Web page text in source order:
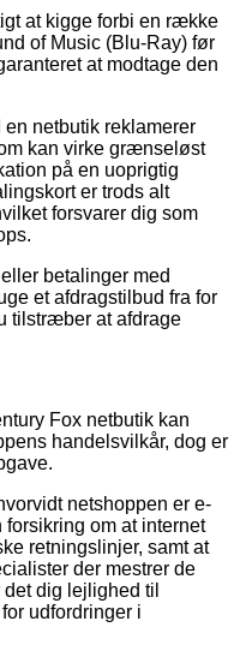
at kigge forbi en række
of Music (Blu-Ray) før
at modtage den
netbutik reklamerer
kan virke grænseløst
på en uoprigtig
er trods alt
forsvarer dig som
betalinger med
et afdragstilbud fra for
tilstræber at afdrage
Fox netbutik kan
handelsvilkår, dog er
netshoppen er e-
om at internet
retningslinjer, samt at
der mestrer de
dig lejlighed til
udfordringer i